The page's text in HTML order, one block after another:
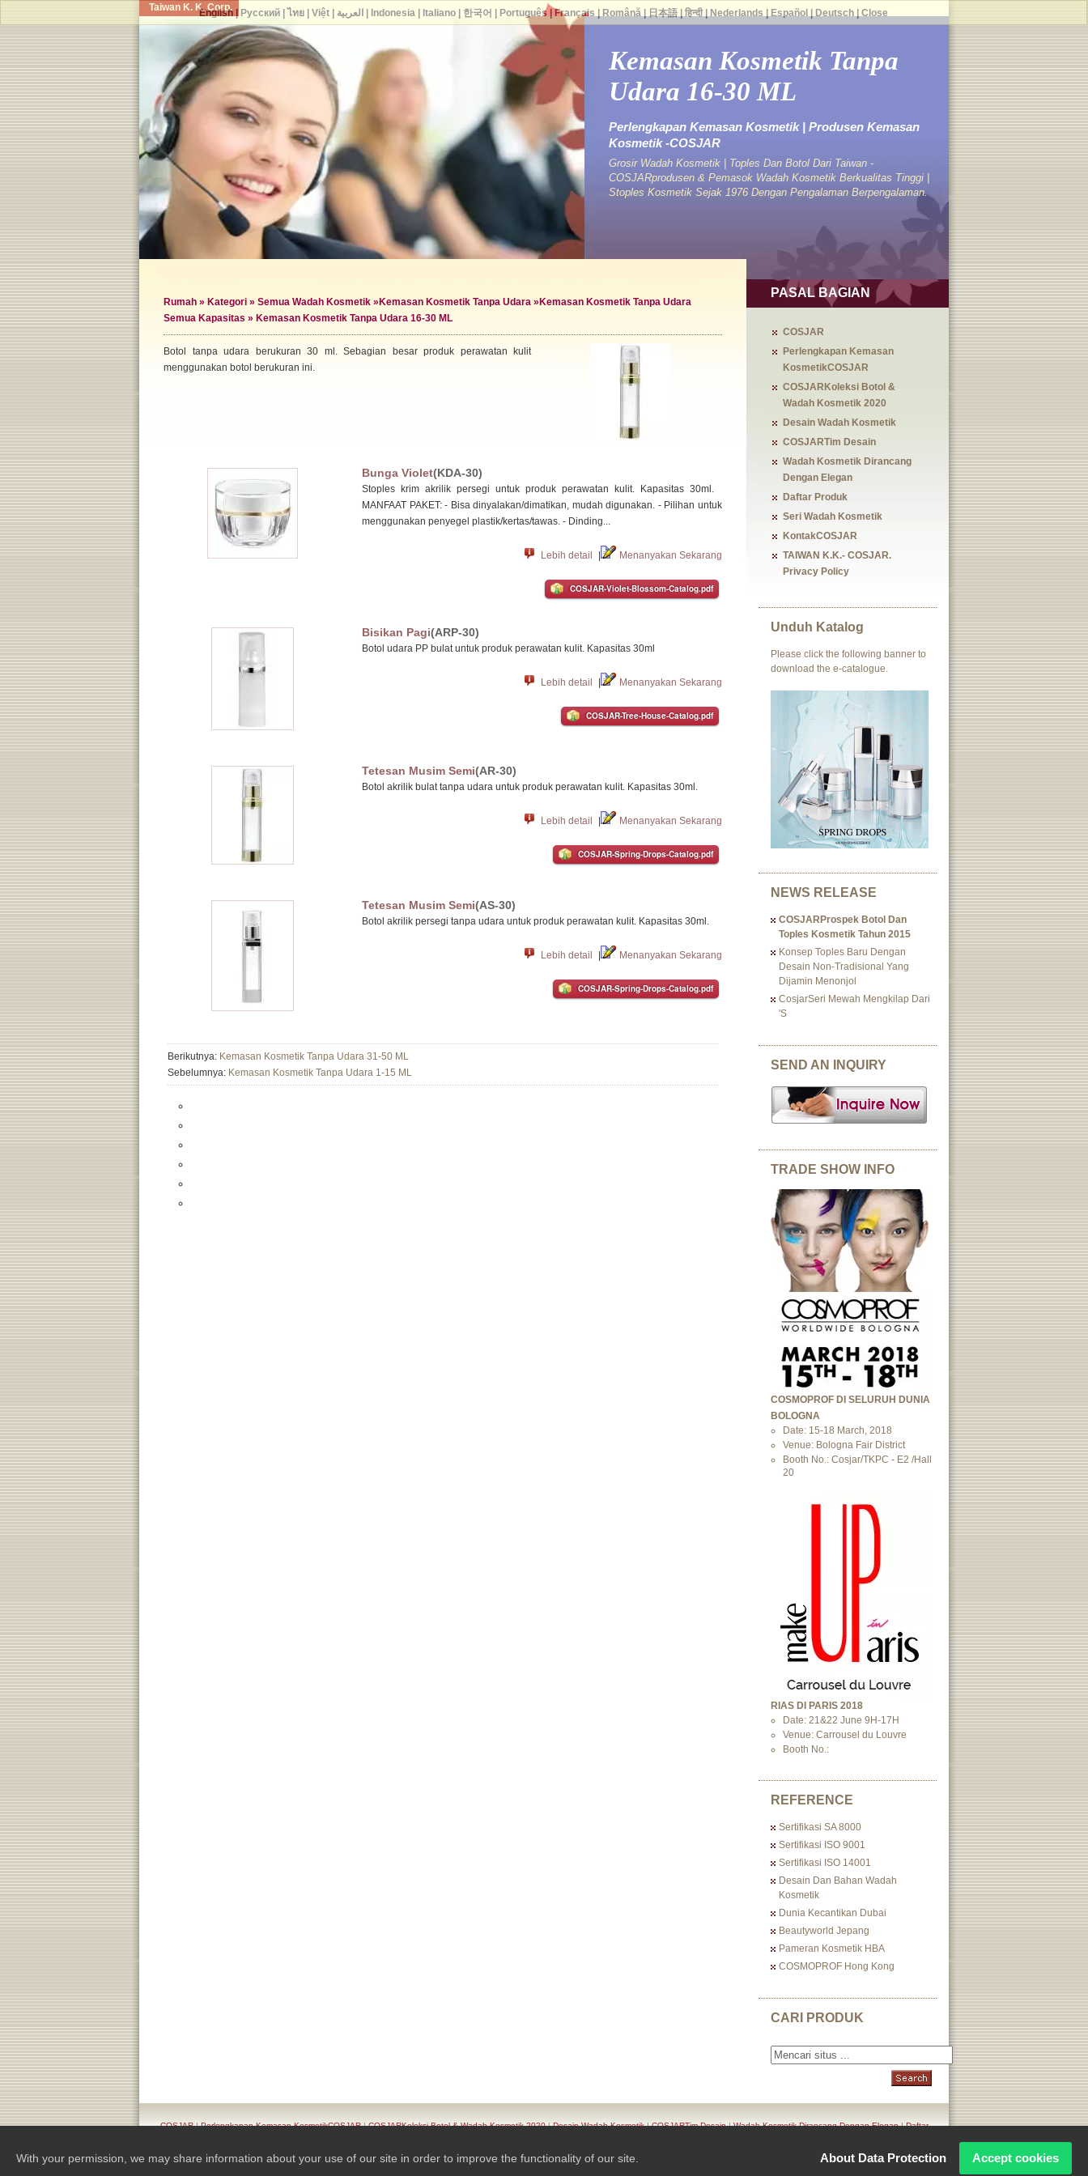
Taiwan K. K. Corp.
Kemasan Kosmetik Tanpa
Udara 16-30 ML
Perlengkapan Kemasan Kosmetik | Produsen Kemasan
Kosmetik -COSJAR
Grosir Wadah Kosmetik | Toples Dan Botol Dari Taiwan -
COSJARprodusen & Pemasok Wadah Kosmetik Berkualitas Tinggi |
Stoples Kosmetik Sejak 1976 Dengan Pengalaman Berpengalaman.
Rumah » Kategori » Semua Wadah Kosmetik » Kemasan Kosmetik Tanpa Udara » Kemasan Kosmetik Tanpa Udara
Semua Kapasitas » Kemasan Kosmetik Tanpa Udara 16-30 ML
Botol tanpa udara berukuran 30 ml. Sebagian besar produk perawatan kulit
menggunakan botol berukuran ini.
Bunga Violet(KDA-30)
Stoples krim akrilik persegi untuk produk perawatan kulit. Kapasitas 30ml.
MANFAAT PAKET: - Bisa dinyalakan/dimatikan, mudah digunakan. - Pilihan untuk
menggunakan penyegel plastik/kertas/tawas. - Dinding...
Lebih detail Menanyakan Sekarang
COSJAR-Violet-Blossom-Catalog.pdf
Bisikan Pagi(ARP-30)
Botol udara PP bulat untuk produk perawatan kulit. Kapasitas 30ml
Lebih detail Menanyakan Sekarang
COSJAR-Tree-House-Catalog.pdf
Tetesan Musim Semi(AR-30)
Botol akrilik bulat tanpa udara untuk produk perawatan kulit. Kapasitas 30ml.
Lebih detail Menanyakan Sekarang
COSJAR-Spring-Drops-Catalog.pdf
Tetesan Musim Semi(AS-30)
Botol akrilik persegi tanpa udara untuk produk perawatan kulit. Kapasitas 30ml.
Lebih detail Menanyakan Sekarang
COSJAR-Spring-Drops-Catalog.pdf
Berikutnya: Kemasan Kosmetik Tanpa Udara 31-50 ML
Sebelumnya: Kemasan Kosmetik Tanpa Udara 1-15 ML
PASAL BAGIAN
COSJAR
Perlengkapan Kemasan
KosmetikCOSJAR
COSJARKoleksi Botol &
Wadah Kosmetik 2020
Desain Wadah Kosmetik
COSJARTim Desain
Wadah Kosmetik Dirancang
Dengan Elegan
Daftar Produk
Seri Wadah Kosmetik
KontakCOSJAR
TAIWAN K.K.- COSJAR.
Privacy Policy
Unduh Katalog
Please click the following banner to
download the e-catalogue.
NEWS RELEASE
COSJARProspek Botol Dan
Toples Kosmetik Tahun 2015
Konsep Toples Baru Dengan
Desain Non-Tradisional Yang
Dijamin Menonjol
CosjarSeri Mewah Mengkilap Dari
's
SEND AN INQUIRY
TRADE SHOW INFO
COSMOPROF DI SELURUH DUNIA
BOLOGNA
Date: 15-18 March, 2018
Venue: Bologna Fair District
Booth No.: Cosjar/TKPC - E2 /Hall
20
RIAS DI PARIS 2018
Date: 21&22 June 9H-17H
Venue: Carrousel du Louvre
Booth No.:
REFERENCE
Sertifikasi SA 8000
Sertifikasi ISO 9001
Sertifikasi ISO 14001
Desain Dan Bahan Wadah
Kosmetik
Dunia Kecantikan Dubai
Beautyworld Jepang
Pameran Kosmetik HBA
COSMOPROF Hong Kong
CARI PRODUK
COSJAR|Perlengkapan Kemasan KosmetikCOSJAR|COSJARKoleksi Botol & Wadah Kosmetik 2020|Desain Wadah Kosmetik|COSJARTim Desain|Wadah Kosmetik Dirancang Dengan Elegan|Daftar
Copyright © 2026 Ready-Market Online Corporation All Rights Reserved. Powered By
English| Русский| ไทย| Việt| العربية Indonesia| Italiano| 한국어 Português Français Română| 日本語| हिन्दी| Nederlands Español Deutsch| Close
With your permission, we may share information about your use of our site in order to improve the functionality of our site. About Data Protection Accept cookies